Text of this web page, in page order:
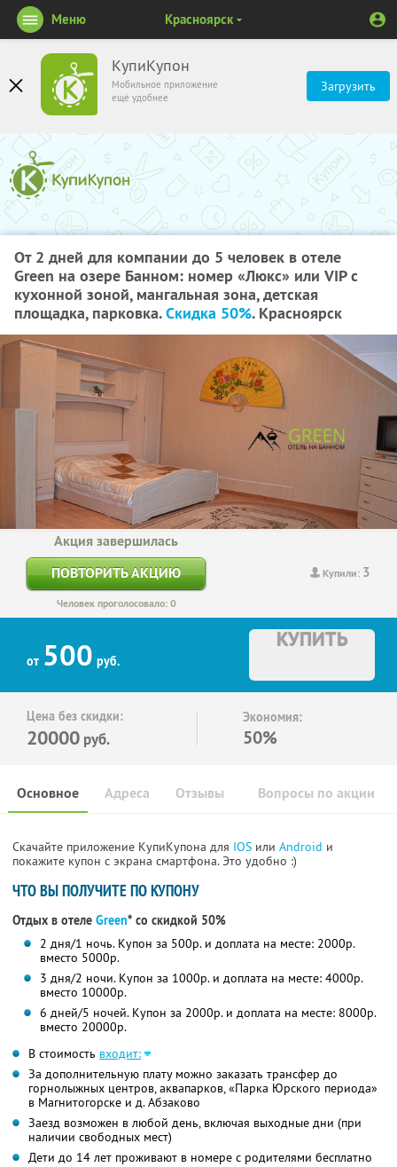
КупиКупон
Мобильное приложение
ещё удобнее
Загрузить
Меню Красноярск
От 2 дней для компании до 5 человек в отеле
Green на озере Банном: номер «Люкс» или VIP с
кухонной зоной, мангальная зона, детская
площадка, парковка.Скидка 50%. Красноярск
Купили: 3
Акция завершилась
ПОВТОРИТЬ АКЦИЮ
Человек проголосовало: 0
от 500 руб.
КУПИТЬ
Цена без скидки:
20000 руб.
Экономия:
50%
Основное Отзывы Вопросы по акции
Адреса
Скачайте приложение КупиКупона для IOS или Android и
покажите купон с экрана смартфона. Это удобно :)
ЧТО ВЫ ПОЛУЧИТЕ ПО КУПОНУ
Отдых в отеле Green* со скидкой 50%
2 дня/1 ночь. Купон за 500р. и доплата на месте: 2000р.
вместо 5000р.
3 дня/2 ночи. Купон за 1000р. и доплата на месте: 4000р.
вместо 10000р.
6 дней/5 ночей. Купон за 2000р. и доплата на месте: 8000р.
вместо 20000р.
В стоимость входит:
За дополнительную плату можно заказать трансфер до
горнолыжных центров, аквапарков, «Парка Юрского периода»
в Магнитогорске и д. Абзаково
Заезд возможен в любой день, включая выходные дни (при
наличии свободных мест)
Дети до 14 лет проживают в номере с родителями бесплатно